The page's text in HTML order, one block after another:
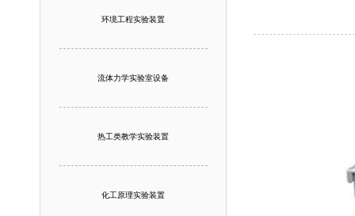
环境工程实验装置
流体力学实验室设备
热工类教学实验装置
化工原理实验装置